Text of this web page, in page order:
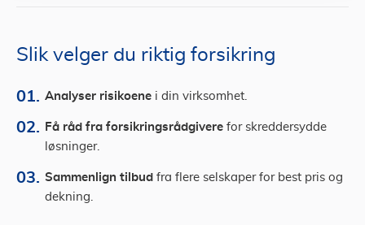
Slik velger du riktig forsikring
Analyser risikoene i din virksomhet.
Få råd fra forsikringsrådgivere for skreddersydde
løsninger.
Sammenlign tilbud fra flere selskaper for best pris og
dekning.